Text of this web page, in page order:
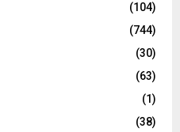
(104)
(744)
(30)
(63)
(1)
(38)